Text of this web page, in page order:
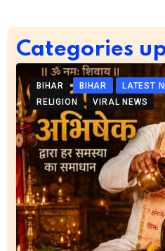
Categories
BIHAR BIHAR LATEST
RELIGION
VIRAL NEWS